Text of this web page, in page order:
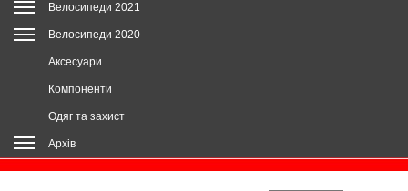
Велосипеди 2021
Велосипеди 2020
Аксесуари
Компоненти
Одяг та захист
Архів